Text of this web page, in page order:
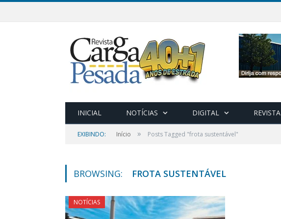
INICIAL NOTÍCIAS DIGITAL REVISTA
EXIBINDO: Início » Posts Tagged "frota sustentável"
BROWSING: FROTA SUSTENTÁVEL
NOTÍCIAS